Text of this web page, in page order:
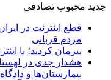
جدید محبوب تصادفی
قطع اینترنت در
مردم قربانی
پیرمان کردید؛ با
هشدار جدی در
بیمارستان‌ها و